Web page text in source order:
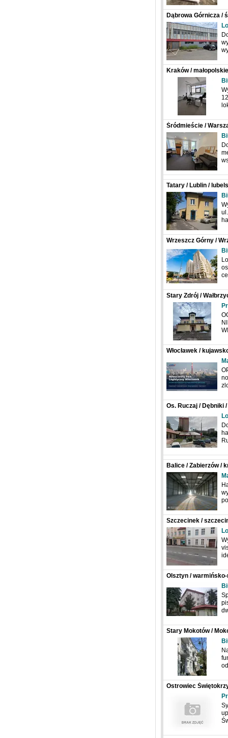
Dąbrowa Górnicza /
Kraków /
Śródmieście /
Tatary / Lublin /
Wrzeszcz Górny /
Stary Zdrój /
Włocławek /
Os. Ruczaj / Dębniki
Balice / Zabierzów /
Szczecinek /
Bohaterów
Olsztyn /
Stary Mokotów /
Jarosława
Ostrowiec
Polska, Antoniego